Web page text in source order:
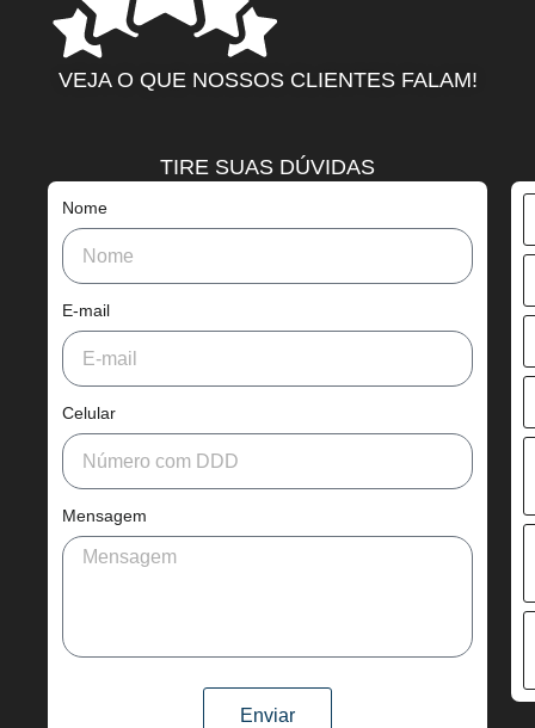
VEJA O QUE NOSSOS CLIENTES FALAM!
TIRE SUAS DÚVIDAS
Nome
E-mail
Celular
Mensagem
Enviar